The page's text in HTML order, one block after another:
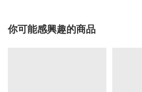
你可能感興趣的商品